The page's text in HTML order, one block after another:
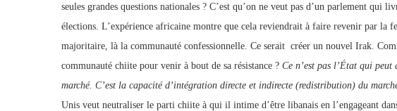
seules grandes questions nationales ? C’est qu’on ne veut pas d’un parlement qui
élections. L’expérience africaine montre que cela reviendrait à faire revenir par la
majoritaire, là la communauté confessionnelle. Ce serait créer un nouvel Irak.
communauté chiite pour venir à bout de sa résistance ? Ce n’est pas l’État qui
marché. C’est la capacité d’intégration directe et indirecte (redistribution) du
Unis veut neutraliser le parti chiite à qui il intime d’être libanais en l’engageant